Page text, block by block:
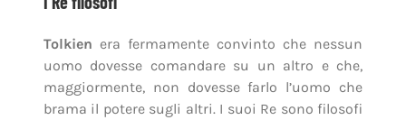
Tolkien era fermamente convinto che nessun
uomo dovesse comandare su un altro e che,
maggiormente, non dovesse farlo l’uomo che
brama il potere sugli altri. I suoi Re sono filosofi